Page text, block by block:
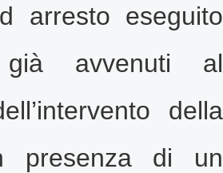
arresto eseguito
avvenuti al
della
presenza di un